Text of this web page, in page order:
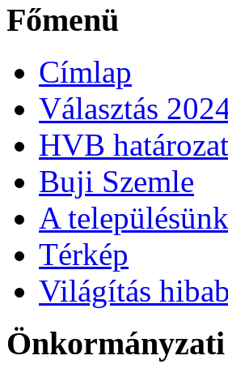
Főmenü
Címlap
Választás
HVB
Buji Szemle
A településünk
Térkép
Világítás